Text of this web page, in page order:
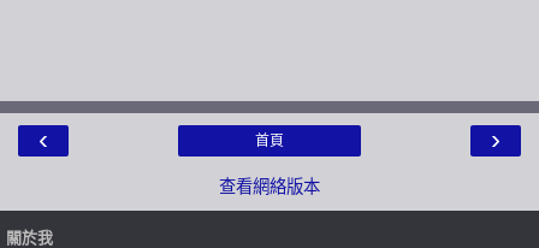
‹ ›
首頁
查看網絡版本
關於我